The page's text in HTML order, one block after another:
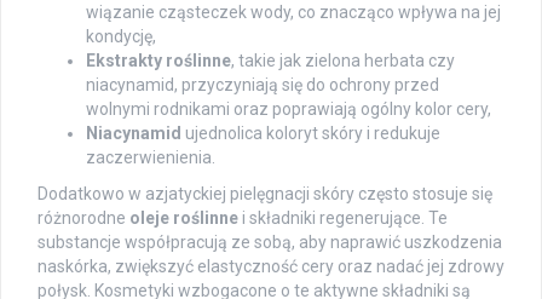
wiązanie cząsteczek wody, co znacząco wpływa na jej
kondycję,
Ekstrakty roślinne, takie jak zielona herbata czy
niacynamid, przyczyniają się do ochrony przed
wolnymi rodnikami oraz poprawiają ogólny kolor cery,
Niacynamid ujednolica koloryt skóry i redukuje
zaczerwienienia.
Dodatkowo w azjatyckiej pielęgnacji skóry często stosuje się
różnorodne oleje roślinne i składniki regenerujące. Te
substancje współpracują ze sobą, aby naprawić uszkodzenia
naskórka, zwiększyć elastyczność cery oraz nadać jej zdrowy
połysk. Kosmetyki wzbogacone o te aktywne składniki są